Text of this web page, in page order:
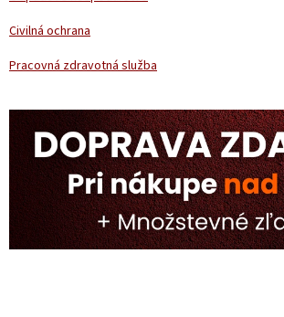
Civilná ochrana
Pracovná zdravotná služba